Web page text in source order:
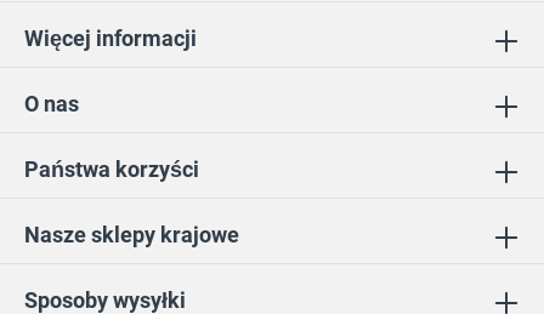
Państwa korzyści
Nasze sklepy krajowe
O nas
Więcej informacji
Sposoby wysyłki